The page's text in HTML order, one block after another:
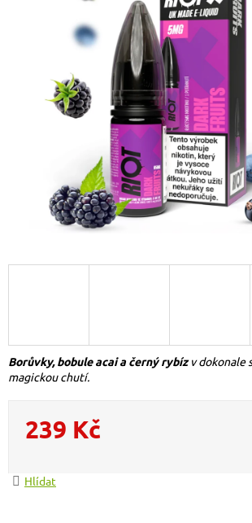
239 Kč
Borůvky, bobule acai a černý rybízv dokonale
magickou chutí.
Hlídat